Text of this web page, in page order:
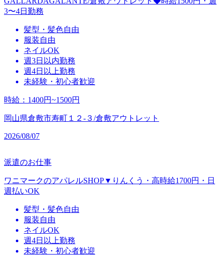
3〜4日勤務
髪型・髪色自由
服装自由
ネイルOK
週3日以内勤務
週4日以上勤務
未経験・初心者歓迎
時給 ： 1400円~1500円
岡山県倉敷市寿町１２‐３/倉敷アウトレット
2026/08/07
派遣のお仕事
ワニマークのアパレルSHOP▼りんくう・高時給1700円・日
週払いOK
髪型・髪色自由
服装自由
ネイルOK
週4日以上勤務
未経験・初心者歓迎